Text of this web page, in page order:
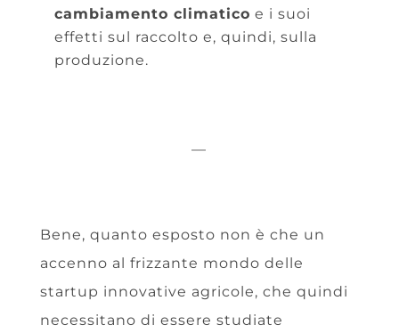
cambiamento climatico e i suoi
effetti sul raccolto e, quindi, sulla
produzione.
—
Bene, quanto esposto non è che un
accenno al frizzante mondo delle
startup innovative agricole, che quindi
necessitano di essere studiate